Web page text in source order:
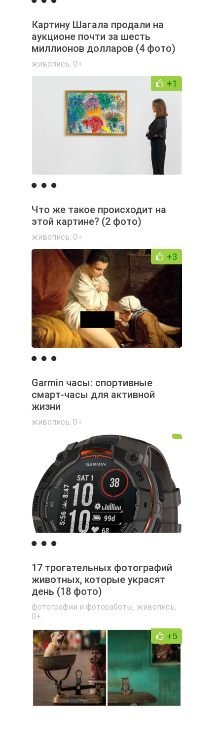
Картину Шагала продали на
аукционе почти за шесть
миллионов долларов (4 фото)
живопись, 0+
+1
Что же такое происходит на
этой картине? (2 фото)
живопись, 0+
+3
Garmin часы: спортивные
смарт-часы для активной
жизни
живопись, 0+
17 трогательных фотографий
животных, которые украсят
день (18 фото)
фотографии и фотоработы, живопись,
0+
+5